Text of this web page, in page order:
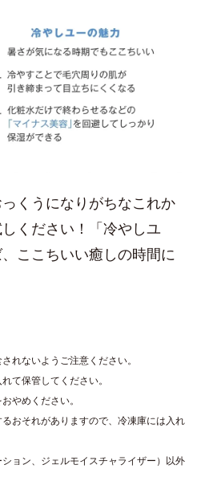
くうになりがちなこれか
ください！「冷やしユ
ここちいい癒しの時間に
れないようご注意ください。
て保管してください。
やめください。
おそれがありますので、冷凍庫には入れ
ョン、ジェルモイスチャライザー）以外